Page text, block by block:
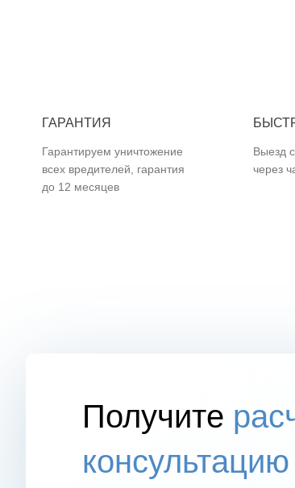
ГАРАНТИЯ
Гарантируем уничтожение
всех вредителей, гарантия
до 12 месяцев
Выезд
через
Получите
консультацию